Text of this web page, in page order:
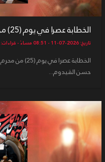
الخطابة عصرا في يوم (25) من محرم الامام (علي السجا ...
تاريخ: 2026-07-11 - 08:51 مساءً - قراءات: 122
حسن القيدوم...